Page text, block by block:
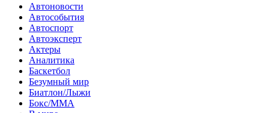
Автоновости
Автособытия
Автоспорт
Автоэксперт
Актеры
Аналитика
Баскетбол
Безумный мир
Биатлон/Лыжи
Бокс/MMA